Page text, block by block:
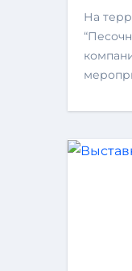
На территории стрид-фут площадки